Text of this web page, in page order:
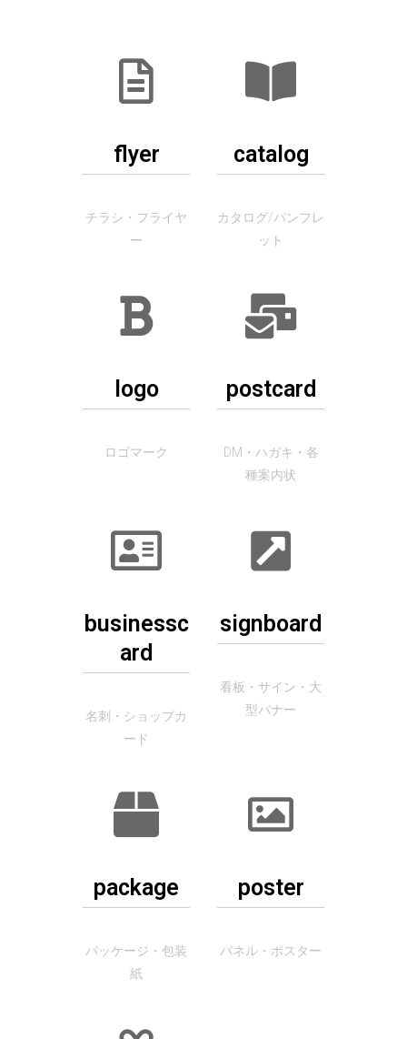
flyer
チラシ・フライヤ
ー
catalog
カタログ/パンフレ
ット
logo
ロゴマーク
postcard
DM・ハガキ・各
種案内状
businessc
ard
名刺・ショップカ
ード
signboard
看板・サイン・大
型バナー
package
パッケージ・包装
紙
poster
パネル・ポスター